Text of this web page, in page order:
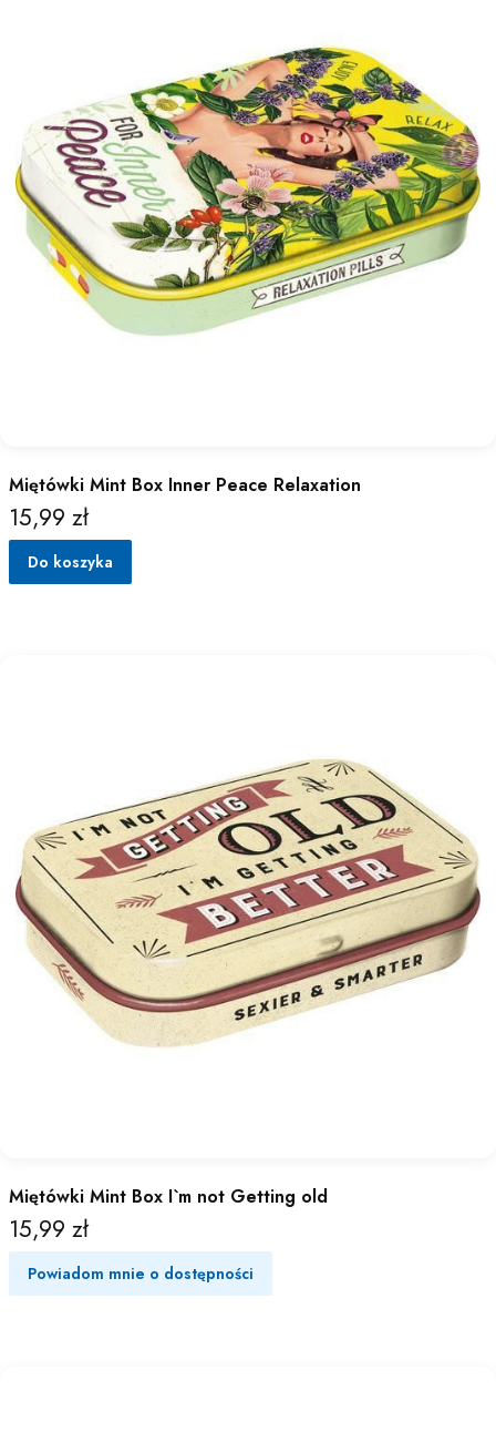
Miętówki Mint Box Inner Peace Relaxation
Cena
15,99 zł
Do koszyka
Miętówki Mint Box I`m not Getting old
Cena
15,99 zł
Powiadom mnie o dostępności